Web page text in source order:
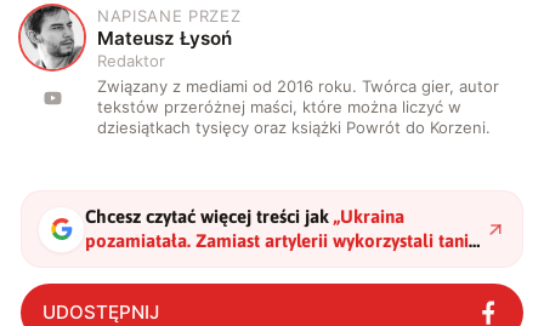
M
NAPISANE PRZEZ
Mateusz Łysoń
Redaktor
Związany z mediami od 2016 roku. Twórca gier, autor
tekstów przeróżnej maści, które można liczyć w
dziesiątkach tysięcy oraz książki Powrót do Korzeni.
Chcesz czytać więcej treści jak „Ukraina
pozamiatała. Zamiast artylerii wykorzystali tanie
drony… i to nagrali"?
UDOSTĘPNIJ